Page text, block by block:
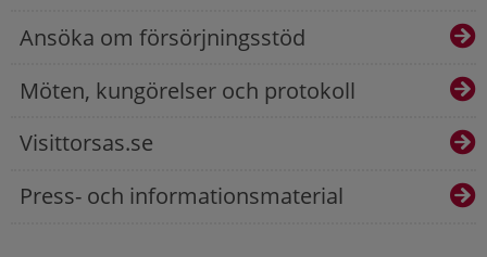
Ansöka om försörjningsstöd
Möten, kungörelser och protokoll
Visittorsas.se
Press- och informationsmaterial